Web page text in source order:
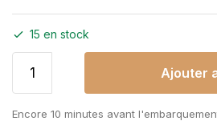
15 en stock
Ajouter
Encore 10 minutes avant